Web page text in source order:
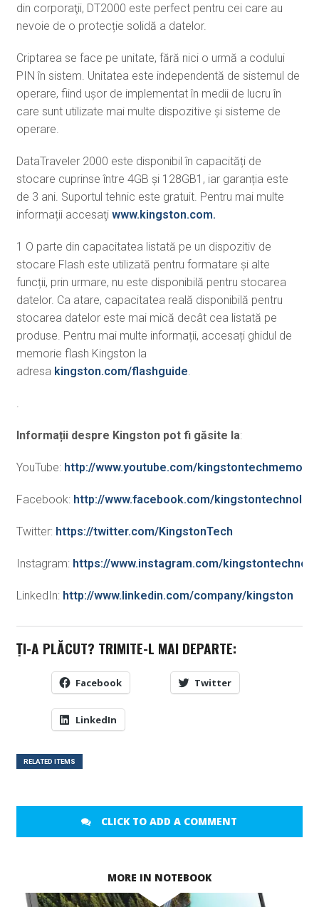
din corporaţii, DT2000 este perfect pentru cei care au
nevoie de o protecție solidă a datelor.
Criptarea se face pe unitate, fără nici o urmă a codului
PIN în sistem. Unitatea este independentă de sistemul de
operare, fiind ușor de implementat în medii de lucru în
care sunt utilizate mai multe dispozitive și sisteme de
operare.
DataTraveler 2000 este disponibil în capacități de
stocare cuprinse între 4GB și 128GB1 , iar garanția este
de 3 ani. Suportul tehnic este gratuit. Pentru mai multe
informații accesaţi www.kingston.com.
1 O parte din capacitatea listată pe un dispozitiv de
stocare Flash este utilizată pentru formatare și alte
funcții, prin urmare, nu este disponibilă pentru stocarea
datelor. Ca atare, capacitatea reală disponibilă pentru
stocarea datelor este mai mică decât cea listată pe
produse. Pentru mai multe informații, accesați ghidul de
memorie flash Kingston la
adresa kingston.com/flashguide.
.
Informații despre Kingston pot fi găsite la:
YouTube: http://www.youtube.com/kingstontechmemory
Facebook: http://www.facebook.com/
Twitter: https://twitter.com/KingstonTech
Instagram: https://www.instagram.com/
LinkedIn: http://www.linkedin.com/company/kingston
ȚI-A PLĂCUT? TRIMITE-L MAI DEPARTE:
Facebook Twitter
LinkedIn
RELATED ITEMS
CLICK TO ADD A COMMENT
MORE IN NOTEBOOK